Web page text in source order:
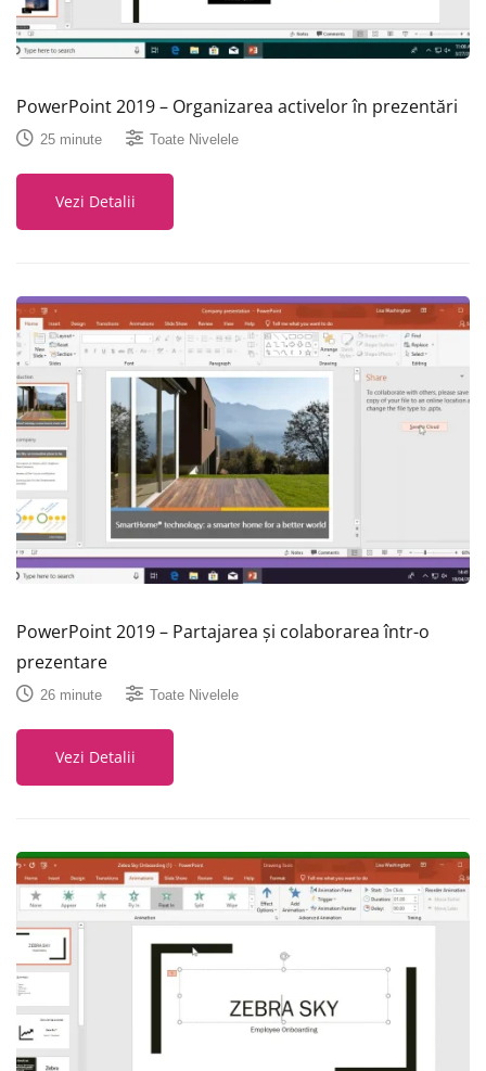
PowerPoint 2019 – Organizarea activelor în prezentări
25 minute Toate Nivelele
Vezi Detalii
PowerPoint 2019 – Partajarea și colaborarea într-o
prezentare
26 minute Toate Nivelele
Vezi Detalii